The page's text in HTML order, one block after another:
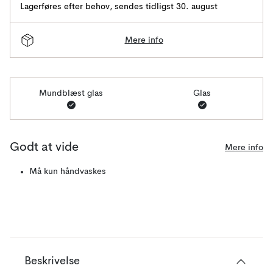
Lagerføres efter behov, sendes tidligst 30. august
Mere info
Mundblæst glas Glas
Godt at vide Mere info
Må kun håndvaskes
Beskrivelse